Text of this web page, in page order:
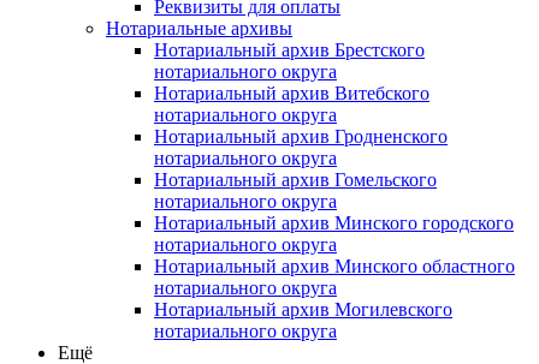
Реквизиты для оплаты
Нотариальные архивы
Нотариальный архив Брестского
нотариального округа
Нотариальный архив Витебского
нотариального округа
Нотариальный архив Гродненского
нотариального округа
Нотариальный архив Гомельского
нотариального округа
Нотариальный архив Минского городского
нотариального округа
Нотариальный архив Минского областного
нотариального округа
Нотариальный архив Могилевского
нотариального округа
Ещё